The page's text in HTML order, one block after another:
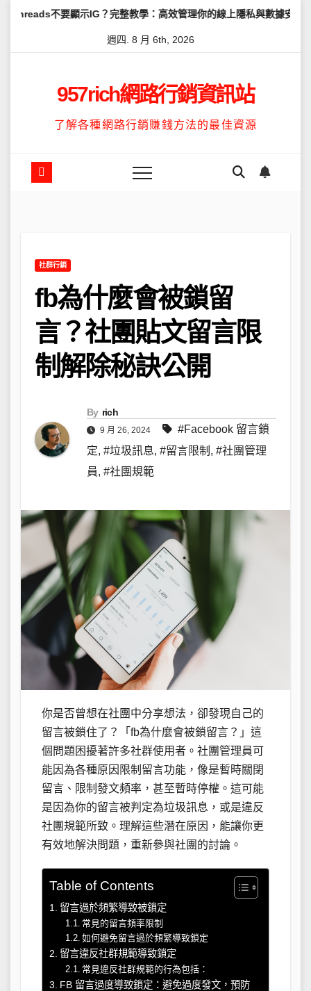
IG？完整教學：高效管理你的線上隱私與數據安全 怎麼讓
週四. 8 月 6th, 2026
957rich網路行銷資訊站
了解各種網路行銷賺錢方法的最佳資源
社群行銷
fb為什麼會被鎖留
言？社團貼文留言限
制解除秘訣公開
By rich
9 月 26, 2024
#Facebook 留言鎖
定, #垃圾訊息, #留言限制 , #社團管理
員, #社團規範
你是否曾想在社團中分享想法，卻發現自己的
留言被鎖住了？「fb為什麼會被鎖留言？」這
個問題困擾著許多社群使用者。社團管理員可
能因為各種原因限制留言功能，像是暫時關閉
留言、限制發文頻率，甚至暫時停權。這可能
是因為你的留言被判定為垃圾訊息，或是違反
社團規範所致。理解這些潛在原因，能讓你更
有效地解決問題，重新參與社團的討論。
Table of Contents
留言過於頻繁導致被鎖定
常見的留言頻率限制
如何避免留言過於頻繁導致鎖定
留言違反社群規範導致鎖定
常見違反社群規範的行為包括：
FB 留言過度導致鎖定：避免過度發文，預防